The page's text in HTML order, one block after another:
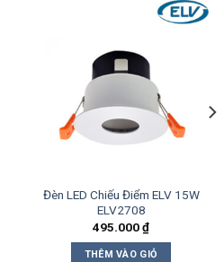
Đèn LED Chiếu Điểm ELV 15W
ELV2708
495.000₫
THÊM VÀO GIỎ